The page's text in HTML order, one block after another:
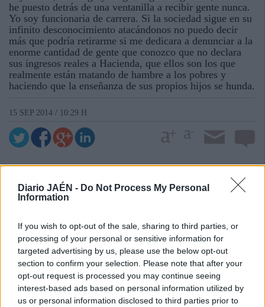
Diario JAÉN - Do Not Process My Personal
Information
If you wish to opt-out of the sale, sharing to third parties, or
processing of your personal or sensitive information for
targeted advertising by us, please use the below opt-out
section to confirm your selection. Please note that after your
opt-out request is processed you may continue seeing
interest-based ads based on personal information utilized by
us or personal information disclosed to third parties prior to
he puesto detrás de una ventanilla a recibir gente nunca.
Yo soy funcionaria de carrera. Si la sociedad sigue en su
infinito desconocimiento atacándonos no puedo decir
más que podría retirarme si me dedicara a denunciar a la
enorme cantidad de gente que conozco que no declara
sus ingresos reales a Hacienda, que ellos son los que
realmente están matando de hambre a los pobres y
haciendo que la enseñanza de sus propios hijos se hunda.
15 SEP 2014 / 10:29 H.